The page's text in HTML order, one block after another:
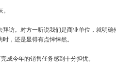
。对方一听说我们是商业单位，就明确
，还是显得有点悻悻然。
今年的销售任务感到十分担忧。